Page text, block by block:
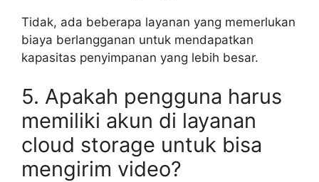
Tidak, ada beberapa layanan yang memerlukan
biaya berlangganan untuk mendapatkan
kapasitas penyimpanan yang lebih besar.
5. Apakah pengguna harus
memiliki akun di layanan
cloud storage untuk bisa
mengirim video?